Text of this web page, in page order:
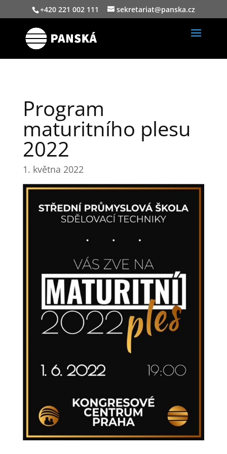
+420 221 002 111 sekretariat@panska.cz
Program
maturitního plesu
2022
1. května 2022